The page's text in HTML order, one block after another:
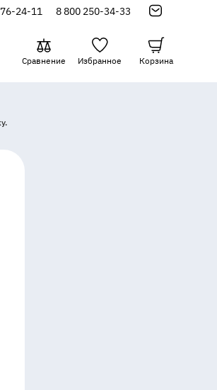
24-11 8 800 250-34-33
Сравнение Избранное Корзина